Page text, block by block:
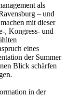
als
– und
mit dieser
, Kongress- und
eines
der Summer
Blick schärfen
in der